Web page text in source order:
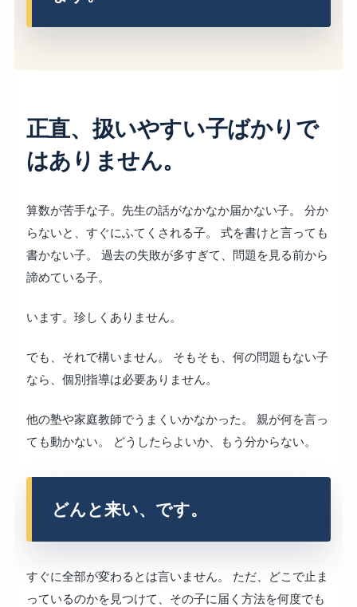
正直、扱いやすい子ばかりで
はありません。
算数が苦手な子。先生の話がなかなか届かない子。 分か
らないと、すぐにふてくされる子。 式を書けと言っても
書かない子。 過去の失敗が多すぎて、問題を見る前から
諦めている子。
います。珍しくありません。
でも、それで構いません。 そもそも、何の問題もない子
なら、個別指導は必要ありません。
他の塾や家庭教師でうまくいかなかった。 親が何を言っ
ても動かない。 どうしたらよいか、もう分からない。
どんと来い、です。
すぐに全部が変わるとは言いません。 ただ、どこで止ま
っているのかを見つけて、その子に届く方法を何度でも